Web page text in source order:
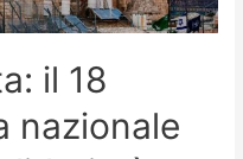
il 18
nazionale